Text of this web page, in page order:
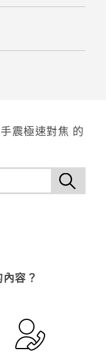
震極速對焦 的
容？